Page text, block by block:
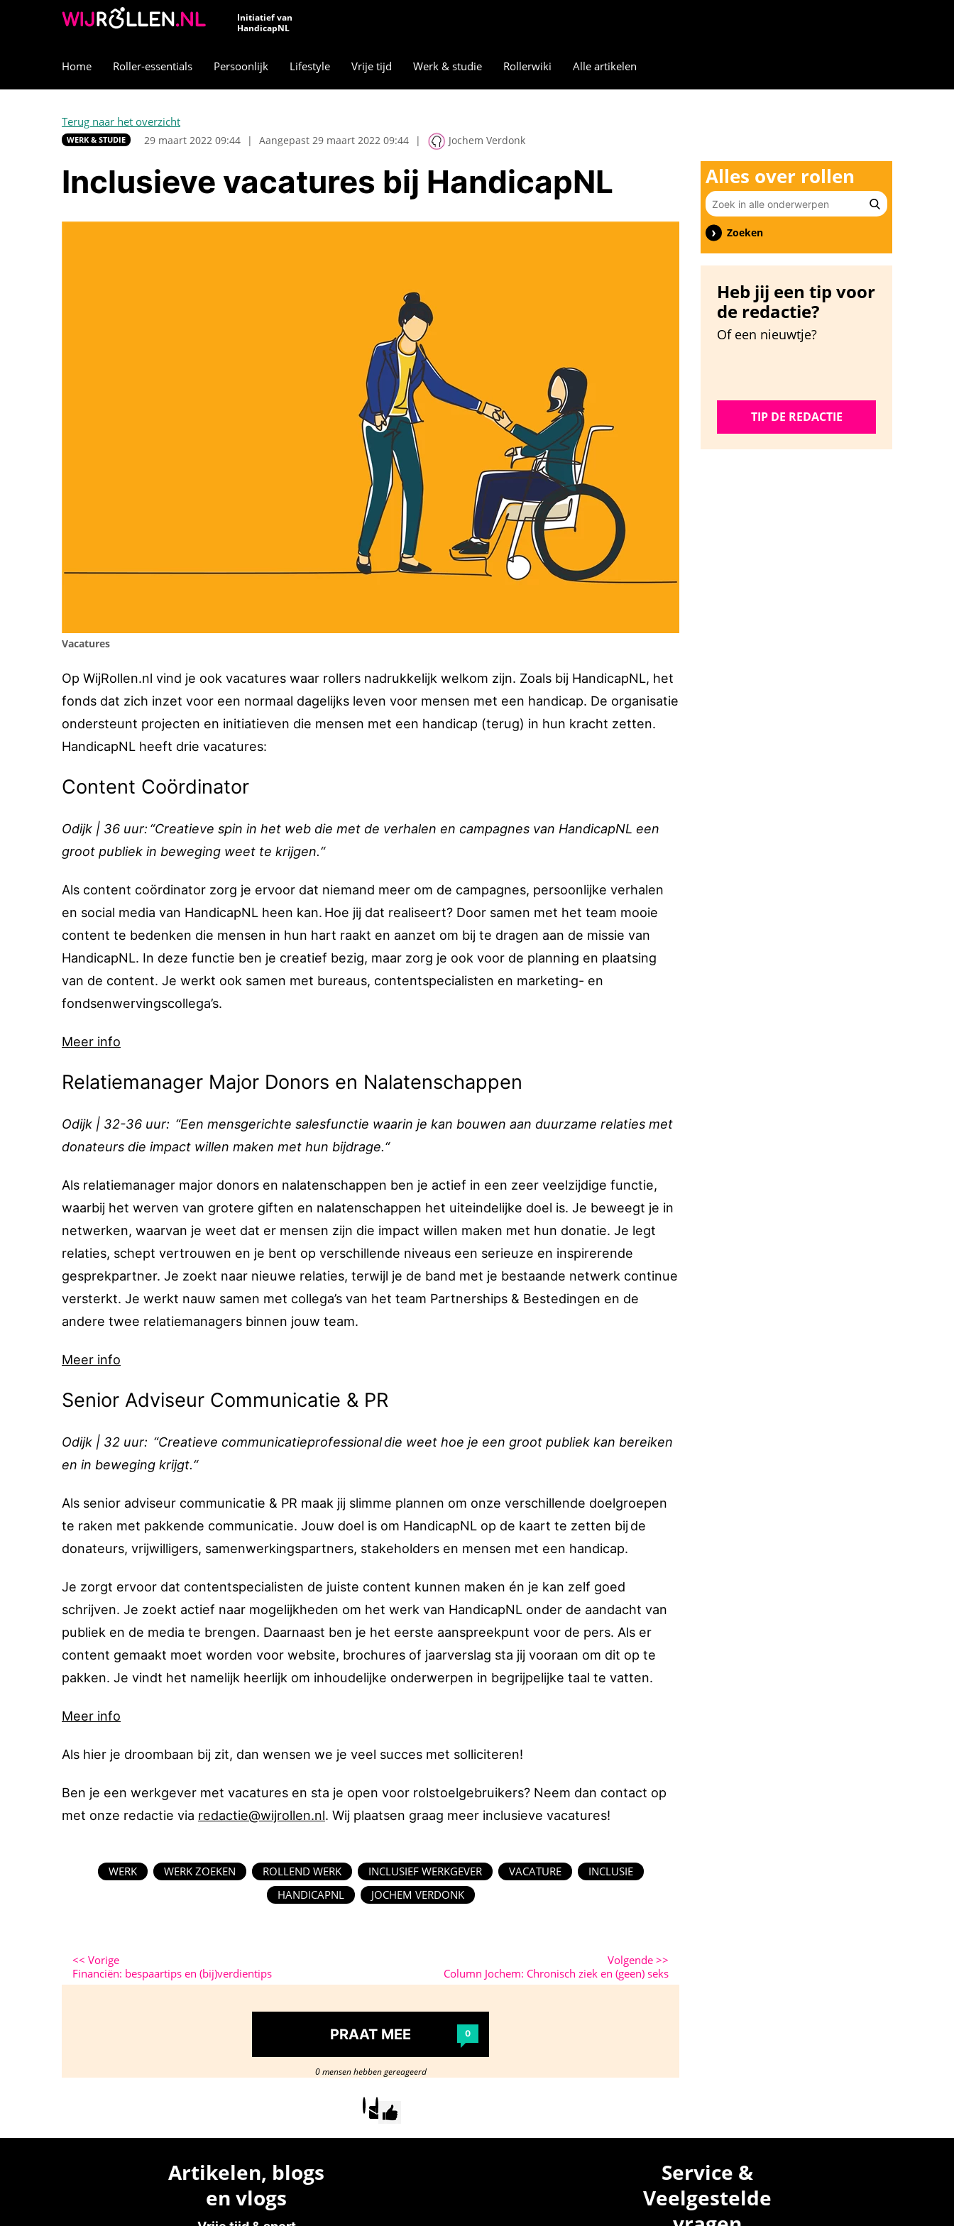
Initiatief van
HandicapNL
Home Roller-essentials Persoonlijk Lifestyle Vrije tijd Werk & studie Rollerwiki Alle artikelen
Terug naar het overzicht
WERK & STUDIE 29 maart 2022 09:44 | Aangepast 29 maart 2022 09:44 | Jochem Verdonk
Inclusieve vacatures bij HandicapNL
Vacatures
Op WijRollen.nl vind je ook vacatures waar rollers nadrukkelijk welkom zijn. Zoals bij HandicapNL, het
fonds dat zich inzet voor een normaal dagelijks leven voor mensen met een handicap. De organisatie
ondersteunt projecten en initiatieven die mensen met een handicap (terug) in hun kracht zetten.
HandicapNL heeft drie vacatures:
Content Coördinator
Odijk | 36 uur: “Creatieve spin in het web die met de verhalen en campagnes van HandicapNL een
groot publiek in beweging weet te krijgen.“
Als content coördinator zorg je ervoor dat niemand meer om de campagnes, persoonlijke verhalen
en social media van HandicapNL heen kan. Hoe jij dat realiseert? Door samen met het team mooie
content te bedenken die mensen in hun hart raakt en aanzet om bij te dragen aan de missie van
HandicapNL. In deze functie ben je creatief bezig, maar zorg je ook voor de planning en plaatsing
van de content. Je werkt ook samen met bureaus, contentspecialisten en marketing- en
fondsenwervingscollega’s.
Meer info
Relatiemanager Major Donors en Nalatenschappen
Odijk | 32-36 uur: “Een mensgerichte salesfunctie waarin je kan bouwen aan duurzame relaties met
donateurs die impact willen maken met hun bijdrage.“
Als relatiemanager major donors en nalatenschappen ben je actief in een zeer veelzijdige functie,
waarbij het werven van grotere giften en nalatenschappen het uiteindelijke doel is. Je beweegt je in
netwerken, waarvan je weet dat er mensen zijn die impact willen maken met hun donatie. Je legt
relaties, schept vertrouwen en je bent op verschillende niveaus een serieuze en inspirerende
gesprekpartner. Je zoekt naar nieuwe relaties, terwijl je de band met je bestaande netwerk continue
versterkt. Je werkt nauw samen met collega’s van het team Partnerships & Bestedingen en de
andere twee relatiemanagers binnen jouw team.
Meer info
Senior Adviseur Communicatie & PR
Odijk | 32 uur: “Creatieve communicatieprofessional die weet hoe je een groot publiek kan bereiken
en in beweging krijgt.“
Als senior adviseur communicatie & PR maak jij slimme plannen om onze verschillende doelgroepen
te raken met pakkende communicatie. Jouw doel is om HandicapNL op de kaart te zetten bij de
donateurs, vrijwilligers, samenwerkingspartners, stakeholders en mensen met een handicap.
Je zorgt ervoor dat contentspecialisten de juiste content kunnen maken én je kan zelf goed
schrijven. Je zoekt actief naar mogelijkheden om het werk van HandicapNL onder de aandacht van
publiek en de media te brengen. Daarnaast ben je het eerste aanspreekpunt voor de pers. Als er
content gemaakt moet worden voor website, brochures of jaarverslag sta jij vooraan om dit op te
pakken. Je vindt het namelijk heerlijk om inhoudelijke onderwerpen in begrijpelijke taal te vatten.
Meer info
Als hier je droombaan bij zit, dan wensen we je veel succes met solliciteren!
Ben je een werkgever met vacatures en sta je open voor rolstoelgebruikers? Neem dan contact op
met onze redactie via redactie@wijrollen.nl. Wij plaatsen graag meer inclusieve vacatures!
WERK WERK ZOEKEN ROLLEND WERK INCLUSIEF WERKGEVER VACATURE
INCLUSIE
HANDICAPNL
JOCHEM VERDONK
<< Vorige
Financiën: bespaartips en (bij)verdientips
Volgende >>
Column Jochem: Chronisch ziek en (geen) seks
PRAAT MEE 0
0 mensen hebben gereageerd
Alles over rollen
Zoeken
Heb jij een tip voor
de redactie?
Of een nieuwtje?
TIP DE REDACTIE
Artikelen, blogs
en vlogs
Service &
Veelgestelde